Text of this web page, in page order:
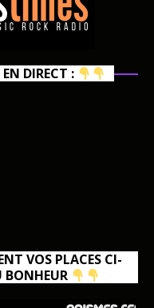
DIRECT :
VOS PLACES CI-
BONHEUR